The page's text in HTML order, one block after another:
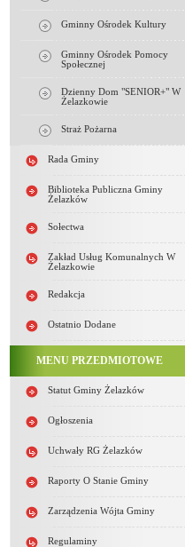
Gminny Ośrodek Kultury
Gminny Ośrodek Pomocy
Społecznej
Dzienny Dom "SENIOR+" W
Żelazkowie
Straż Pożarna
Rada Gminy
Biblioteka Publiczna Gminy
Żelazków
Sołectwa
Zakład Usług Komunalnych W
Żelazkowie
Redakcja
Ostatnio Dodane
MENU PRZEDMIOTOWE
Statut Gminy Żelazków
Ogłoszenia
Uchwały RG Żelazków
Raporty O Stanie Gminy
Zarządzenia Wójta Gminy
Regulaminy